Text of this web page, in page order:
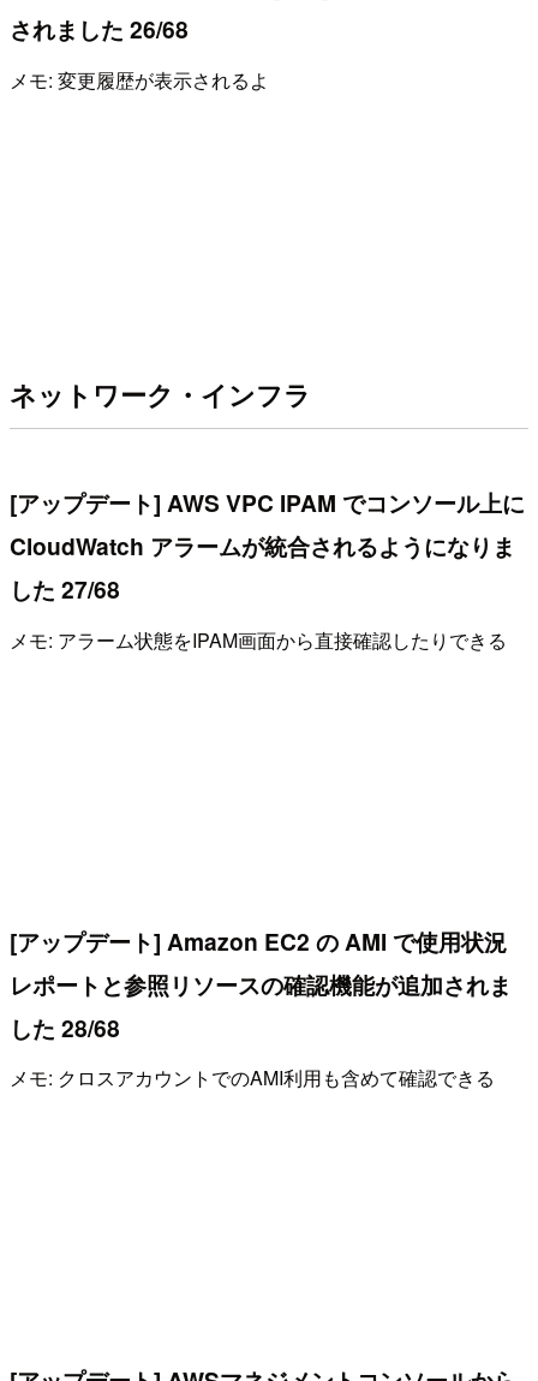
されました 26/68
メモ: 変更履歴が表示されるよ
ネットワーク・インフラ
[アップデート] AWS VPC IPAM でコンソール上に
CloudWatch アラームが統合されるようになりま
した 27/68
メモ: アラーム状態をIPAM画面から直接確認したりできる
[アップデート] Amazon EC2 の AMI で使用状況
レポートと参照リソースの確認機能が追加されま
した 28/68
メモ: クロスアカウントでのAMI利用も含めて確認できる